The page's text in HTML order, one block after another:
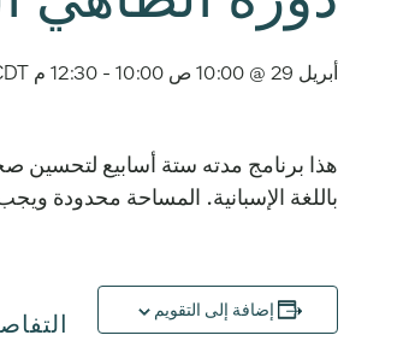
أبريل 29 @ 10:00 ص 10:00 - 12:30 م
باللغة الإسبانية. المساحة محدودة ويجب عليك التسجيل على الرقم
إضافة إلى التقويم